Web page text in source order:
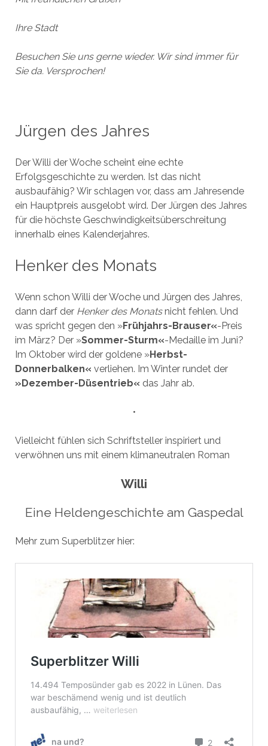
Ihre Stadt
Besuchen Sie uns gerne wieder. Wir sind immer für
Sie da. Versprochen!
Jürgen des Jahres
Der Willi der Woche scheint eine echte
Erfolgsgeschichte zu werden. Ist das nicht
ausbaufähig? Wir schlagen vor, dass am Jahresende
ein Hauptpreis ausgelobt wird. Der Jürgen des Jahres
für die höchste Geschwindigkeitsüberschreitung
innerhalb eines Kalenderjahres.
Henker des Monats
Wenn schon Willi der Woche und Jürgen des Jahres,
dann darf der Henker des Monatsnicht fehlen. Und
was spricht gegen den »Frühjahrs-Brauser«-Preis
im März? Der »Sommer-Sturm«-Medaille im Juni?
Im Oktober wird der goldene »Herbst-
Donnerbalken« verliehen. Im Winter rundet der
»Dezember-Düsentrieb« das Jahr ab.
•
Vielleicht fühlen sich Schriftsteller inspiriert und
verwöhnen uns mit einem klimaneutralen Roman
Willi
Eine Heldengeschichte am Gaspedal
Mehr zum Superblitzer hier: